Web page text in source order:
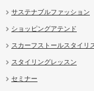
サステナブルファッション
ショッピングアテンド
スカーフストールスタイリ
スタイリングレッスン
セミナー